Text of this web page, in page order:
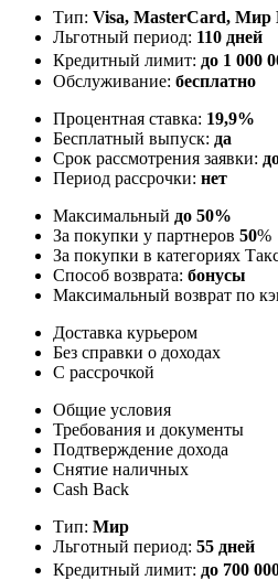
Тип: Visa, MasterСard, Мир
Льготный период: 110 дней
Кредитный лимит: до 1 000
Обслуживание: бесплатно
Процентная ставка: 19,9%
Бесплатный выпуск: да
Срок рассмотрения заявки:
Период рассрочки: нет
Максимальный до 50%
За покупки у партнеров 50%
За покупки в категориях
Способ возврата: бонусы
Максимальный возврат по
Доставка курьером
Без справки о доходах
С рассрочкой
Общие условия
Требования и документы
Подтверждение дохода
Снятие наличных
Cash Back
Тип: Мир
Льготный период: 55 дней
Кредитный лимит: до 700